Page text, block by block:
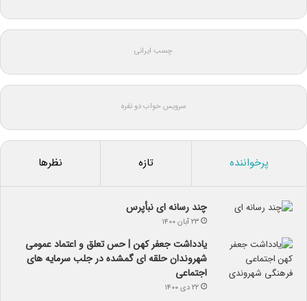
چسب ایرانی
سرویس خواب دو نفره
پرخواننده تازه نظرها
چند رسانه ای نبأپرس
۲۳ آبان ۱۴۰۰
یادداشت جعفر کهن | حس تعلق و اعتماد عمومی
شهروندان حلقه ای گمشده در جلب سرمایه های
اجتماعی
۲۲ دی ۱۴۰۰